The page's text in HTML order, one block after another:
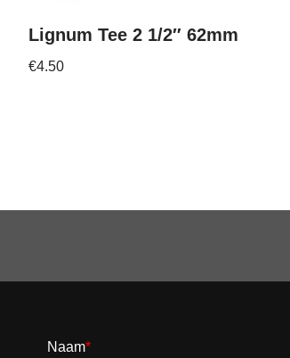
Lignum Tee 2 1/2″ 62mm
€4.50
Naam*